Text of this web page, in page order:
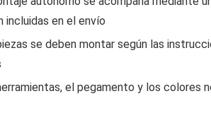
incluidas en el envío
se deben montar según las
el pegamento y los colores